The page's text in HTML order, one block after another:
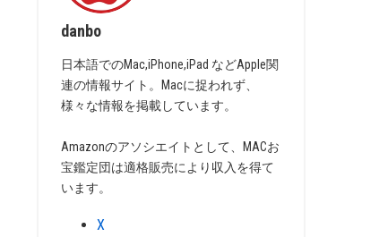
danbo
日本語でのMac,iPhone,iPad などApple関
連の情報サイト。Macに捉われず、
様々な情報を掲載しています。
Amazonのアソシエイトとして、MACお
宝鑑定団は適格販売により収入を得て
います。
X